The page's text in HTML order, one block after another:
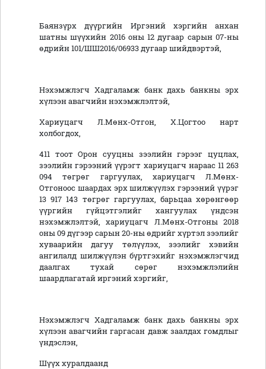
Баянзүрх дүүргийн Иргэний хэргийн анхан
шатны шүүхийн 2016 оны 12 дугаар сарын 07-ны
өдрийн 101/ШШ2016/06933 дугаар шийдвэртэй,
Нэхэмжлэгч Хадгаламж банк дахь банкны эрх
хүлээн авагчийн нэхэмжлэлтэй,
Хариуцагч Л.Мөнх-Отгон, Х.Цогтоо нарт
холбогдох,
411 тоот Орон сууцны зээлийн гэрээг цуцлах,
зээлийн гэрээний үүрэгт хариуцагч нараас 11 263
094 төгрөг гаргуулах, хариуцагч Л.Мөнх-
Отгоноос шаардах эрх шилжүүлэх гэрээний үүрэг
13 917 143 төгрөг гаргуулах, барьцаа хөрөнгөөр
үүргийн гүйцэтгэлийг хангуулах үндсэн
нэхэмжлэлтэй, хариуцагч Л.Мөнх-Отгоны 2018
оны 09 дүгээр сарын 20-ны өдрийг хүртэл зээлийг
хуваарийн дагуу төлүүлэх, зээлийг хэвийн
ангилалд шилжүүлэн бүртгэхийг нэхэмжлэгчид
даалгах тухай сөрөг нэхэмжлэлийн
шаардлагатай иргэний хэргийг,
Нэхэмжлэгч Хадгаламж банк дахь банкны эрх
хүлээн авагчийн гаргасан давж заалдах гомдлыг
үндэслэн,
Шүүх хуралдаанд